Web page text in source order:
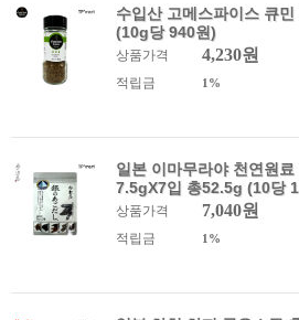
수입산 고메스파이스 큐
(10g당 940원)
상품가격 4,230원
적립금 1%
일본 이마무라야 천연원
7.5gX7입 총52.5g (10당
상품가격 7,040원
적립금 1%